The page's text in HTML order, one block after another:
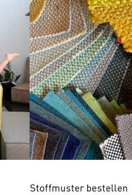
Stoffmuster bestellen